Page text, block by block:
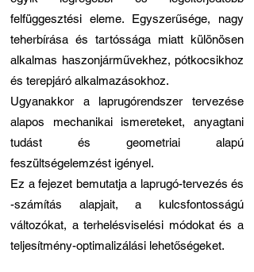
felfüggesztési eleme. Egyszerűsége, nagy
teherbírása és tartóssága miatt különösen
alkalmas haszonjárművekhez, pótkocsikhoz
és terepjáró alkalmazásokhoz.
Ugyanakkor a laprugórendszer tervezése
alapos mechanikai ismereteket, anyagtani
tudást és geometriai alapú
feszültségelemzést igényel.
Ez a fejezet bemutatja a laprugó-tervezés és
-számítás alapjait, a kulcsfontosságú
változókat, a terhelésviselési módokat és a
teljesítmény-optimalizálási lehetőségeket.